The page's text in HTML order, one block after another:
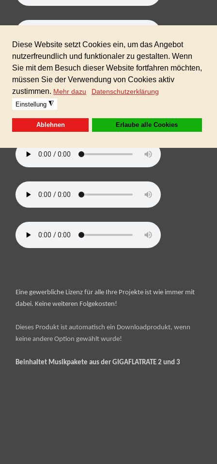
Eine gewerbliche Lizenz für alle Ihre Projekte ist wie immer mit
dabei. Keine weiteren Folgekosten!
Dieses Produkt ist automatisch ein Downloadprodukt, wenn
keine andere Option gewählt wurde!
Beinhaltet Musikpakete aus der GIGAFLATRATE 2 und 3